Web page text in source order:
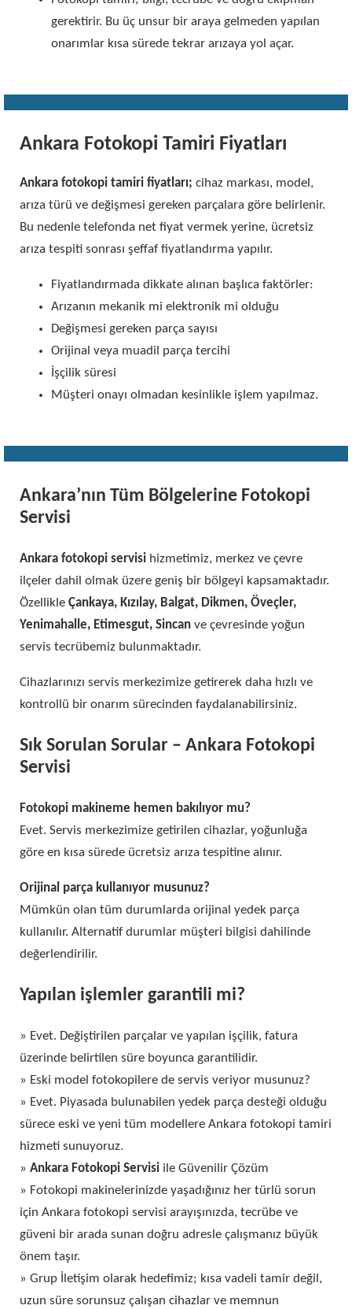
gerektirir. Bu üç unsur bir araya gelmeden yapılan
onarımlar kısa sürede tekrar arızaya yol açar.
Ankara Fotokopi Tamiri Fiyatları
Ankara fotokopi tamiri fiyatları; cihaz markası, model,
arıza türü ve değişmesi gereken parçalara göre belirlenir.
Bu nedenle telefonda net fiyat vermek yerine, ücretsiz
arıza tespiti sonrası şeffaf fiyatlandırma yapılır.
Fiyatlandırmada dikkate alınan başlıca faktörler:
Arızanın mekanik mi elektronik mi olduğu
Değişmesi gereken parça sayısı
Orijinal veya muadil parça tercihi
İşçilik süresi
Müşteri onayı olmadan kesinlikle işlem yapılmaz.
Ankara’nın Tüm Bölgelerine Fotokopi
Servisi
Ankara fotokopi servisi hizmetimiz, merkez ve çevre
ilçeler dahil olmak üzere geniş bir bölgeyi kapsamaktadır.
Özellikle Çankaya, Kızılay, Balgat, Dikmen, Öveçler,
Yenimahalle, Etimesgut, Sincan ve çevresinde yoğun
servis tecrübemiz bulunmaktadır.
Cihazlarınızı servis merkezimize getirerek daha hızlı ve
kontrollü bir onarım sürecinden faydalanabilirsiniz.
Sık Sorulan Sorular – Ankara Fotokopi
Servisi
Fotokopi makineme hemen bakılıyor mu?
Evet. Servis merkezimize getirilen cihazlar, yoğunluğa
göre en kısa sürede ücretsiz arıza tespitine alınır.
Orijinal parça kullanıyor musunuz?
Mümkün olan tüm durumlarda orijinal yedek parça
kullanılır. Alternatif durumlar müşteri bilgisi dahilinde
değerlendirilir.
Yapılan işlemler garantili mi?
» Evet. Değiştirilen parçalar ve yapılan işçilik, fatura
üzerinde belirtilen süre boyunca garantilidir.
» Eski model fotokopilere de servis veriyor musunuz?
» Evet. Piyasada bulunabilen yedek parça desteği olduğu
sürece eski ve yeni tüm modellere Ankara fotokopi tamiri
hizmeti sunuyoruz.
» Ankara Fotokopi Servisi ile Güvenilir Çözüm
» Fotokopi makinelerinizde yaşadığınız her türlü sorun
için Ankara fotokopi servisi arayışınızda, tecrübe ve
güveni bir arada sunan doğru adresle çalışmanız büyük
önem taşır.
» Grup İletişim olarak hedefimiz; kısa vadeli tamir değil,
uzun süre sorunsuz çalışan cihazlar ve memnun